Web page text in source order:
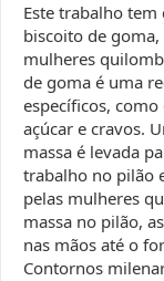
Este trabalho
biscoito de goma,
mulheres
de goma é uma
específicos,
açúcar e cravos.
massa é levada
trabalho no pilão
pelas mulheres
massa no pilão,
nas mãos até o
Contornos